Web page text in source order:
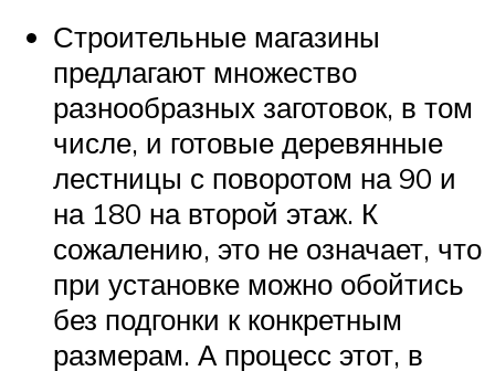
Строительные магазины
предлагают множество
разнообразных заготовок, в том
числе, и готовые деревянные
лестницы с поворотом на 90 и
на 180 на второй этаж. К
сожалению, это не означает, что
при установке можно обойтись
без подгонки к конкретным
размерам. А процесс этот, в